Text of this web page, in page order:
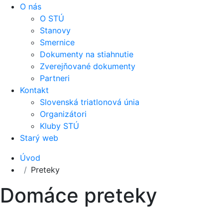
O nás
O STÚ
Stanovy
Smernice
Dokumenty na stiahnutie
Zverejňované dokumenty
Partneri
Kontakt
Slovenská triatlonová únia
Organizátori
Kluby STÚ
Starý web
Úvod
Preteky
Domáce preteky